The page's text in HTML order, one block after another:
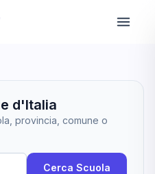
d'Italia
provincia, comune o
Cerca Scuola